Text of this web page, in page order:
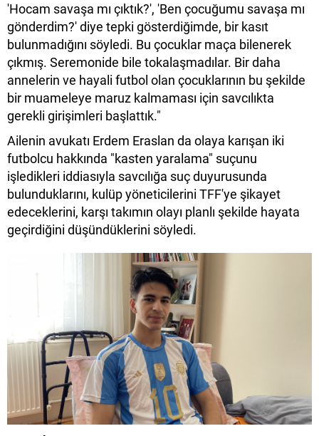
'Hocam savaşa mı çıktık?', 'Ben çocuğumu savaşa mı
gönderdim?' diye tepki gösterdiğimde, bir kasıt
bulunmadığını söyledi. Bu çocuklar maça bilenerek
çıkmış. Seremonide bile tokalaşmadılar. Bir daha
annelerin ve hayali futbol olan çocuklarının bu şekilde
bir muameleye maruz kalmaması için savcılıkta
gerekli girişimleri başlattık."
Ailenin avukatı Erdem Eraslan da olaya karışan iki
futbolcu hakkında "kasten yaralama" suçunu
işledikleri iddiasıyla savcılığa suç duyurusunda
bulunduklarını, kulüp yöneticilerini TFF'ye şikayet
edeceklerini, karşı takımın olayı planlı şekilde hayata
geçirdiğini düşündüklerini söyledi.